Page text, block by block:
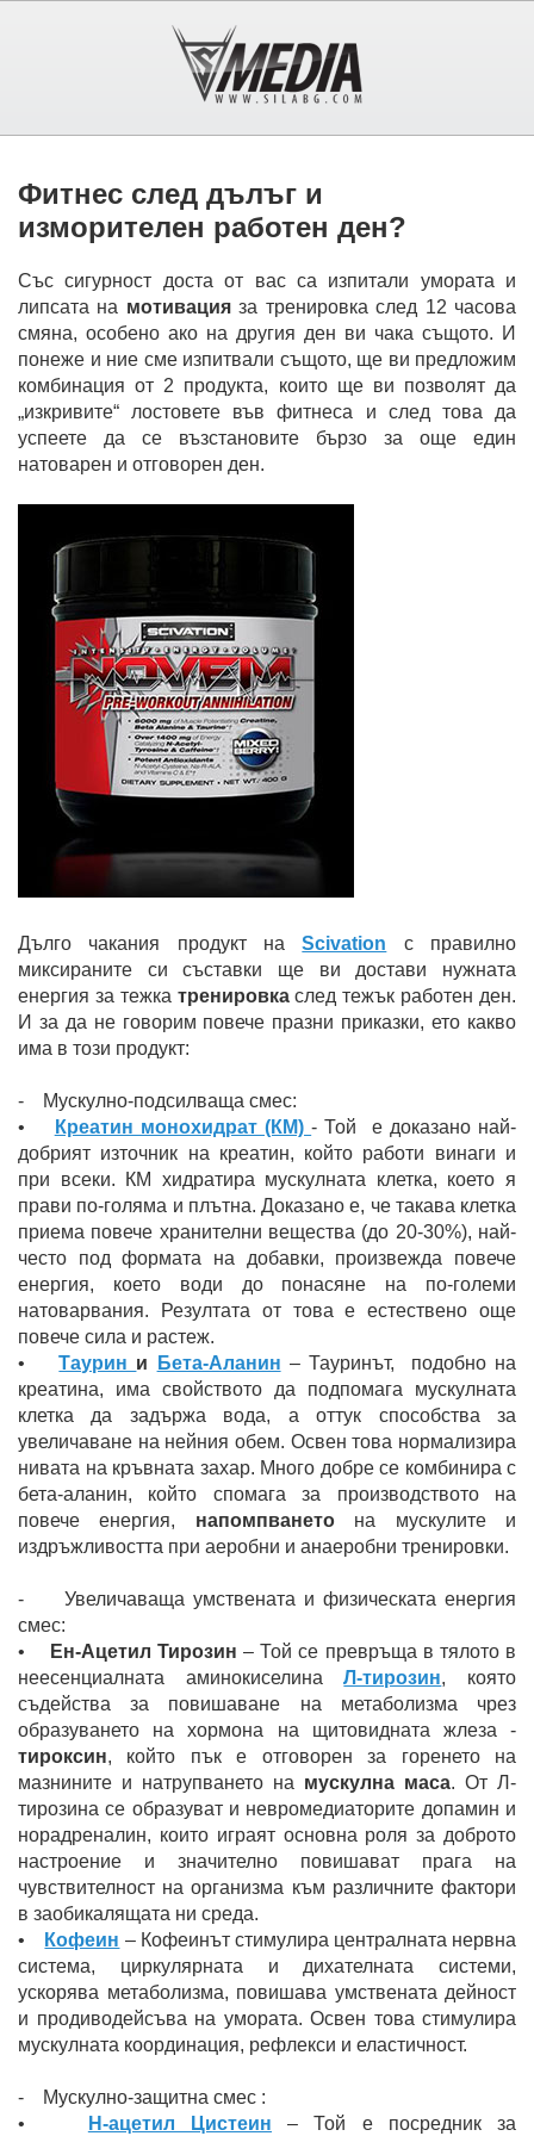
Фитнес след дълъг и
изморителен работен ден?
Със сигурност доста от вас са изпитали умората и
липсата на мотивацияза тренировка след 12 часова
смяна, особено ако на другия ден ви чака същото. И
понеже и ние сме изпитвали същото, ще ви предложим
комбинация от 2 продукта, които ще ви позволят да
„изкривите“ лостовете във фитнеса и след това да
успеете да се възстановите бързо за още един
натоварен и отговорен ден.
Дълго чакания продукт наScivation с правилно
миксираните си съставки ще ви достави нужната
енергия за тежка тренировкаслед тежък работен ден.
И за да не говорим повече празни приказки, ето какво
има в този продукт:
- Мускулно-подсилваща смес:
•
Креатин монохидрат (КМ)- Той е доказано най-
добрият източник на креатин, който работи винаги и
при всеки. КМ хидратира мускулната клетка, което я
прави по-голяма и плътна. Доказано е, че такава клетка
приема повече хранителни вещества (до 20-30%), най-
често под формата на добавки, произвежда повече
енергия, което води до понасяне на по-големи
натоварвания. Резултата от това е естествено още
повече сила и растеж.
•Таурин и Бета-Аланин – Тауринът, подобно на
креатина, има свойството да подпомага мускулната
клетка да задържа вода, а оттук способства за
увеличаване на нейния обем. Освен това нормализира
нивата на кръвната захар. Много добре се комбинира с
бета-аланин, който спомага за производството на
повече енергия, напомпването на мускулите и
издръжливостта при аеробни и анаеробни тренировки.
- Увеличаваща умствената и физическата енергия
смес:
•
Ен-Ацетил Тирозин – Той се превръща в тялото в
неесенциалната аминокиселинаЛ-тирозин, която
съдейства за повишаване на метаболизма чрез
образуването на хормона на щитовидната жлеза -
тироксин, който пък е отговорен за горенето на
мазнините и натрупването на мускулна маса. От Л-
тирозина се образуват и невромедиаторите допамин и
норадреналин, които играят основна роля за доброто
настроение и значително повишават прага на
чувствителност на организма към различните фактори
в заобикалящата ни среда.
•
Кофеин – Кофеинът стимулира централната нервна
система, циркулярната и дихателната системи,
ускорява метаболизма, повишава умствената дейност
и продиводейсъва на умората. Освен това стимулира
мускулната координация, рефлекси и еластичност.
- Мускулно-защитна смес :
•
Н-ацетил Цистеин – Той е посредник за